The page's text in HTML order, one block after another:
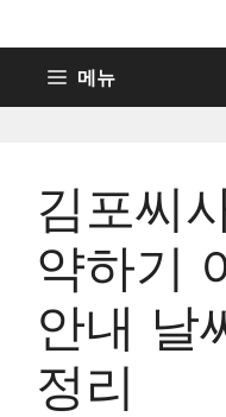
텐
로
메뉴
김포씨
약하기
안내 날
정리